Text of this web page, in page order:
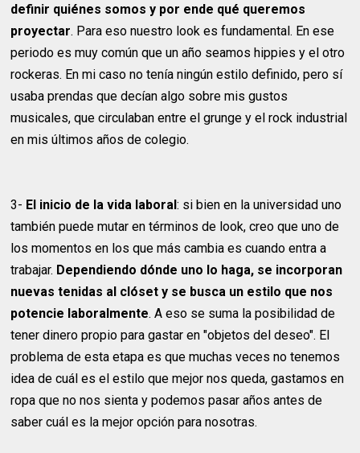
definir quiénes somos y por ende qué queremos
proyectar. Para eso nuestro look es fundamental. En ese
periodo es muy común que un año seamos hippies y el otro
rockeras. En mi caso no tenía ningún estilo definido, pero sí
usaba prendas que decían algo sobre mis gustos
musicales, que circulaban entre el grunge y el rock industrial
en mis últimos años de colegio.
3- El inicio de la vida laboral: si bien en la universidad uno
también puede mutar en términos de look, creo que uno de
los momentos en los que más cambia es cuando entra a
trabajar. Dependiendo dónde uno lo haga, se incorporan
nuevas tenidas al clóset y se busca un estilo que nos
potencie laboralmente. A eso se suma la posibilidad de
tener dinero propio para gastar en "objetos del deseo". El
problema de esta etapa es que muchas veces no tenemos
idea de cuál es el estilo que mejor nos queda, gastamos en
ropa que no nos sienta y podemos pasar años antes de
saber cuál es la mejor opción para nosotras.